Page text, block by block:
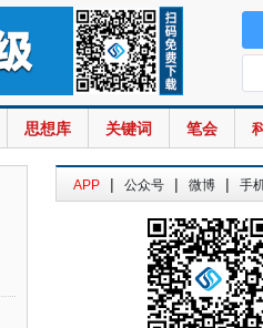
思想库 关键词 笔会
APP | 公众号 | 微博 | 手